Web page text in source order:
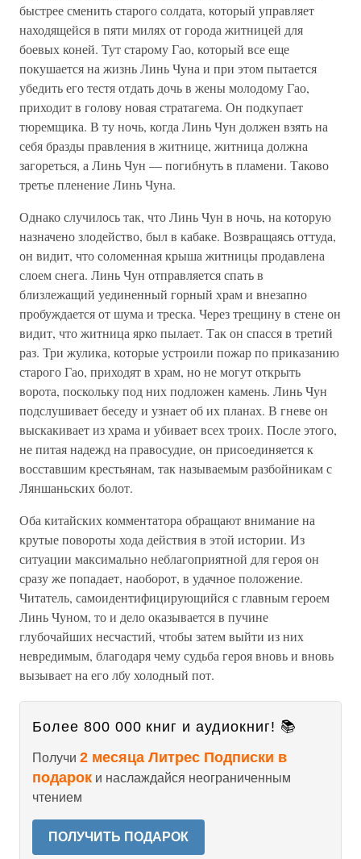
быстрее сменить старого солдата, который управляет
находящейся в пяти милях от города житницей для
боевых коней. Тут старому Гао, который все еще
покушается на жизнь Линь Чуна и при этом пытается
убедить его тестя отдать дочь в жены молодому Гао,
приходит в голову новая стратагема. Он подкупает
тюремщика. В ту ночь, когда Линь Чун должен взять на
себя бразды правления в житнице, житница должна
загореться, а Линь Чун — погибнуть в пламени. Таково
третье пленение Линь Чуна.
Однако случилось так, что Линь Чун в ночь, на которую
назначено злодейство, был в кабаке. Возвращаясь оттуда,
он видит, что соломенная крыша житницы продавлена
слоем снега. Линь Чун отправляется спать в
близлежащий уединенный горный храм и внезапно
пробуждается от шума и треска. Через трещину в стене он
видит, что житница ярко пылает. Так он спасся в третий
раз. Три жулика, которые устроили пожар по приказанию
старого Гао, приходят в храм, но не могут открыть
ворота, поскольку под них подложен камень. Линь Чун
подслушивает беседу и узнает об их планах. В гневе он
выскакивает из храма и убивает всех троих. После этого,
не питая надежд на правосудие, он присоединяется к
восставшим крестьянам, так называемым разбойникам с
Ляншаньских болот.
Оба китайских комментатора обращают внимание на
крутые повороты хода действия в этой истории. Из
ситуации максимально неблагоприятной для героя он
сразу же попадает, наоборот, в удачное положение.
Читатель, самоидентифицирующийся с главным героем
Линь Чуном, то и дело оказывается в пучине
глубочайших несчастий, чтобы затем выйти из них
невредимым, благодаря чему судьба героя вновь и вновь
вызывает на его лбу холодный пот.
Более 800 000 книг и аудиокниг! 📚
Получи 2 месяца Литрес Подписки в
подарок и наслаждайся неограниченным
чтением
ПОЛУЧИТЬ ПОДАРОК